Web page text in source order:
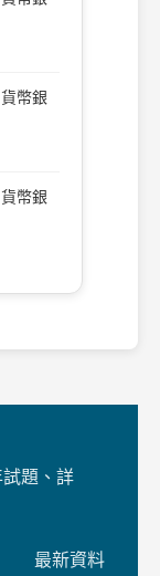
幣銀
幣銀
題、詳
最新資料